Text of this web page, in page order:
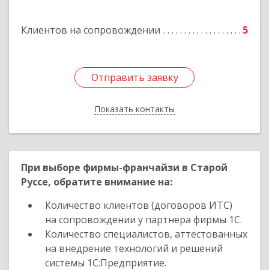
Клиентов на сопровождении 5
Отправить заявку
Показать контакты
Отправить заявку
Назад
При выборе фирмы-франчайзи в Старой
Руссе, обратите внимание на:
Количество клиентов (договоров ИТС)
на сопровождении у партнера фирмы 1С.
Количество специалистов, аттестованных
на внедрение технологий и решений
системы 1С:Предприятие.